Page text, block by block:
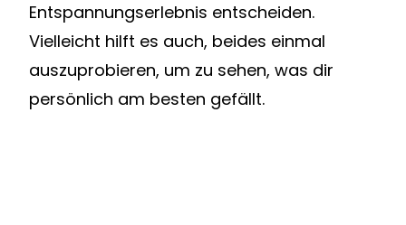
Entspannungserlebnis entscheiden.
Vielleicht hilft es auch, beides einmal
auszuprobieren, um zu sehen, was dir
persönlich am besten gefällt.